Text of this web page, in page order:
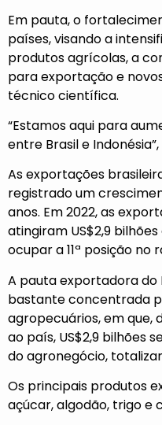
Em pauta, o
países, visando a
produtos agrícolas, a
para exportação e
técnico científica.
“Estamos aqui para
entre Brasil e
As exportações
registrado um
anos. Em 2022, as
atingiram US$2,9
ocupar a 11ª posição no
A pauta exportadora do
bastante concentrada
agropecuários, em que,
ao país, US$2,9 bilhões
do agronegócio,
Os principais produtos
açúcar, algodão, trigo e